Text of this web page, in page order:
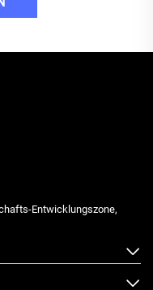
Entwicklungszone,